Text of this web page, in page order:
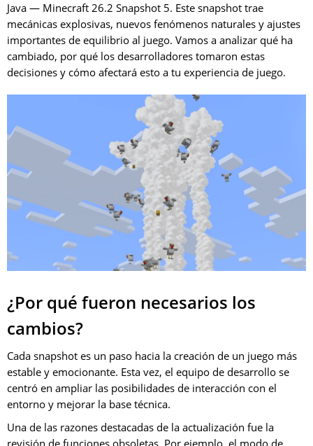
Java — Minecraft 26.2 Snapshot 5. Este snapshot trae
mecánicas explosivas, nuevos fenómenos naturales y ajustes
importantes de equilibrio al juego. Vamos a analizar qué ha
cambiado, por qué los desarrolladores tomaron estas
decisiones y cómo afectará esto a tu experiencia de juego.
¿Por qué fueron necesarios los
cambios?
Cada snapshot es un paso hacia la creación de un juego más
estable y emocionante. Esta vez, el equipo de desarrollo se
centró en ampliar las posibilidades de interacción con el
entorno y mejorar la base técnica.
Una de las razones destacadas de la actualización fue la